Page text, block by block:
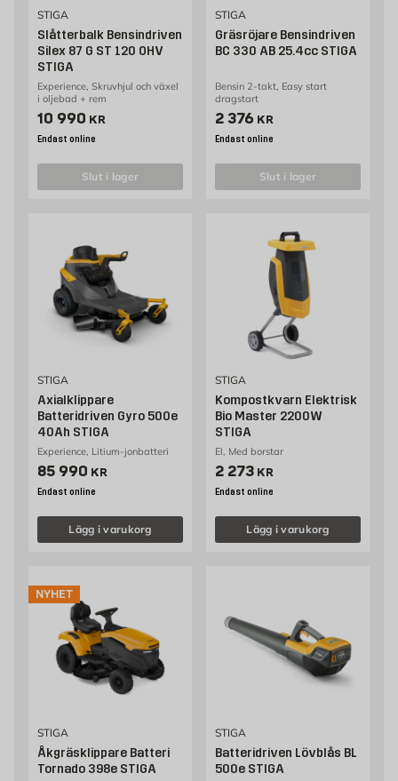
STIGA
Slåtterbalk Bensindriven
Silex 87 G ST 120 OHV
STIGA
Experience, Skruvhjul och växel
i oljebad + rem
Pris 10990 kr
10 990 KR
Endast online
slut i lager
STIGA
Gräsröjare Bensindriven
BC 330 AB 25.4cc STIGA
Bensin 2-takt, Easy start
dragstart
Pris 2376 kr
2 376 KR
Endast online
slut i lager
STIGA
Axialklippare
Batteridriven Gyro 500e
40Ah STIGA
Experience, Litium-jonbatteri
Pris 85990 kr
85 990 KR
Endast online
Lägg i varukorg
STIGA
Kompostkvarn Elektrisk
Bio Master 2200W
STIGA
El, Med borstar
Pris 2273 kr
2 273 KR
Endast online
Lägg i varukorg
NYHET
STIGA
Åkgräsklippare Batteri
Tornado 398e STIGA
STIGA
Batteridriven Lövblås BL
500e STIGA